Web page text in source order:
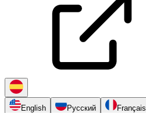
English Русский Français